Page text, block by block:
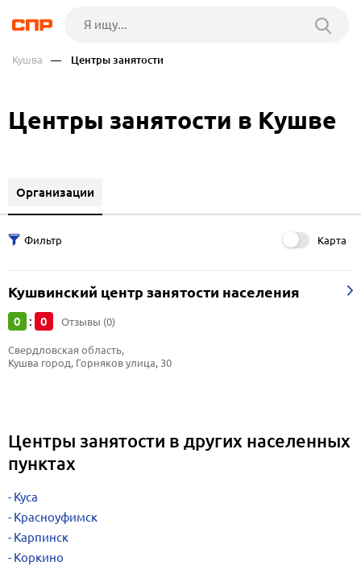
Кушва — Центры занятости
Центры занятости в Кушве
Организации
Карта
Кушвинский центр занятости населения
0 : 0 Отзывы (0)
Свердловская область,
Кушва город, Горняков улица, 30
Центры занятости в других населенных
пунктах
Куса
Красноуфимск
Карпинск
Коркино